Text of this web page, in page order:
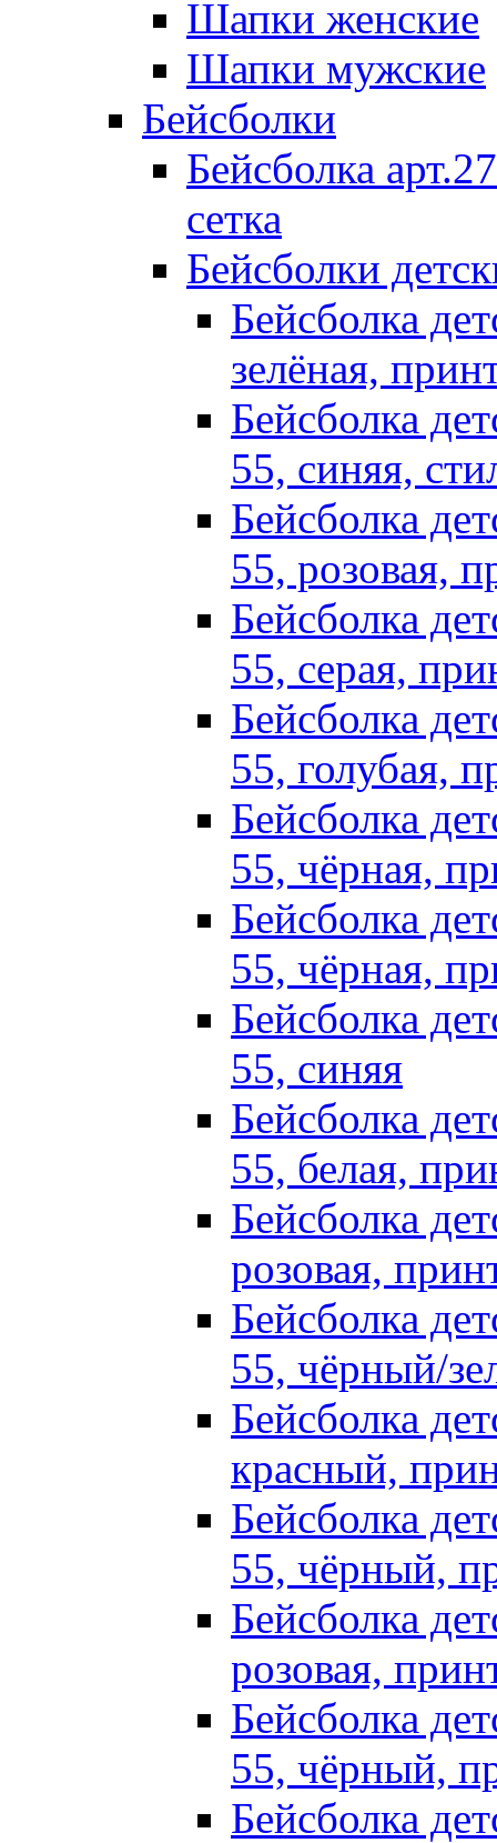
Шапки женские
Шапки мужские
Бейсболки
Бейсболка
сетка
Бейсболки
Бейсболка
зелёная,
Бейсболка
55, синяя,
Бейсболка
55, розовая,
Бейсболка
55, серая,
Бейсболка
55, голубая,
Бейсболка
55, чёрная,
Бейсболка
55, чёрная,
Бейсболка
55, синяя
Бейсболка
55, белая,
Бейсболка
розовая,
Бейсболка
55, чёрный/
Бейсболка
красный,
Бейсболка
55, чёрный,
Бейсболка
розовая,
Бейсболка
55, чёрный,
Бейсболка